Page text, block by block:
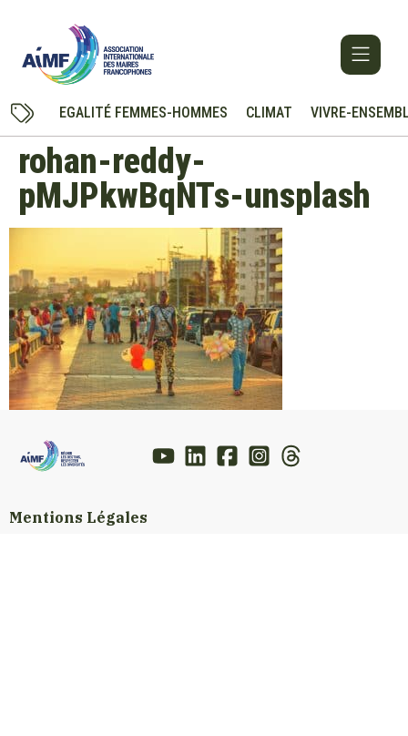
EGALITÉ FEMMES-HOMMES CLIMAT VIVRE-
rohan-reddy-
pMJPkwBqNTs-unsplash
Mentions Légales